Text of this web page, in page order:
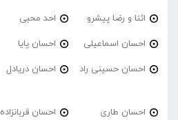
اثنا و رضا پیشرو احد محبی
احسان اسماعیلی احسان پایا
احسان حسینی راد احسان دریادل
احسان طاری احسان قربانزاده